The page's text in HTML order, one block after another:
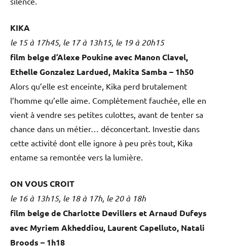
KIKA
le 15 à 17h45, le 17 à 13h15, le 19 à 20h15
film belge d’Alexe Poukine avec Manon Clavel,
Ethelle Gonzalez Lardued, Makita Samba – 1h50
Alors qu’elle est enceinte, Kika perd brutalement
l’homme qu’elle aime. Complètement fauchée, elle en
vient à vendre ses petites culottes, avant de tenter sa
chance dans un métier… déconcertant. Investie dans
cette activité dont elle ignore à peu près tout, Kika
entame sa remontée vers la lumière.
ON VOUS CROIT
le 16 à 13h15, le 18 à 17h, le 20 à 18h
film belge de Charlotte Devillers et Arnaud Dufeys
avec Myriem Akheddiou, Laurent Capelluto, Natali
Broods – 1h18